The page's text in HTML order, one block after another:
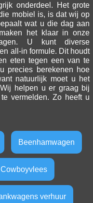
onderdeel. Het grote
mobiel is, is dat wij op
wat u die dag aan
het klaar in onze
U kunt diverse
all-in formule. Dit houdt
eten tegen een van te
precies berekenen hoe
natuurlijk moet u het
helpen u er graag bij
vermelden. Zo heeft u
Beenhamwagen
Cowboyvlees
verhuur